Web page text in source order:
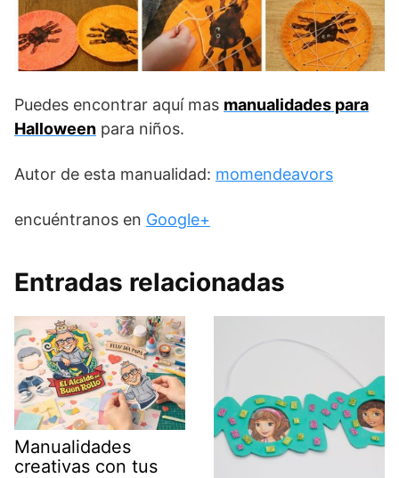
Puedes encontrar aquí mas manualidades para
Halloween para niños.
Autor de esta manualidad: momendeavors
encuéntranos en Google+
Entradas relacionadas
Manualidades
creativas con tus